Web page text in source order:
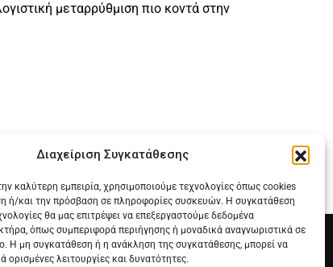
Διαχείριση Συγκατάθεσης
καλύτερη εμπειρία, χρησιμοποιούμε τεχνολογίες όπως cookies
ή/και την πρόσβαση σε πληροφορίες συσκευών. Η συγκατάθεση
θα μας επιτρέψει να επεξεργαστούμε δεδομένα
όπως συμπεριφορά περιήγησης ή μοναδικά αναγνωριστικά σε
Η μη συγκατάθεση ή η ανάκληση της συγκατάθεσης, μπορεί να
ορισμένες λειτουργίες και δυνατότητες.
μεταρρύθμιση πιο κοντά στην